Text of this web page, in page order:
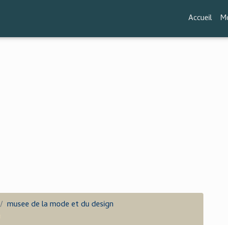
Accueil
musee de la mode et du design